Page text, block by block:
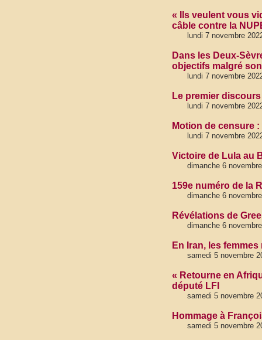
« Ils veulent vous
câble contre la
lundi 7 novembre
Dans les Deux-
objectifs malgré
lundi 7 novembre
Le premier
lundi 7 novembre
Motion de censure
lundi 7 novembre
Victoire de Lula au
dimanche 6
159e numéro de la
dimanche 6
Révélations de
dimanche 6
En Iran, les
samedi 5 novembre
« Retourne en
député LFI
samedi 5 novembre
Hommage à
samedi 5 novembre